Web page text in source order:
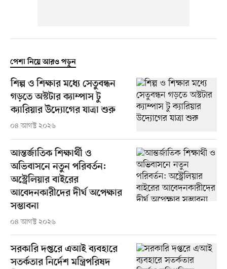
পেশা নিয়ে আরও পড়ুন
শিল্প ও শিক্ষার মধ্যে সেতুবন্ধন
গড়তে অস্টটার ক্যাম্পাস টু
ক্যারিয়ার উদ্যোগের যাত্রা শুরু
০৪ আগস্ট ২০২৬
আন্তর্জাতিক শিক্ষার্থী ও
অভিবাসনে নতুন পরিবর্তন:
অস্ট্রেলিয়ার বাইরের
আবেদনকারীদের দীর্ঘ অপেক্ষার
সম্ভাবনা
০৪ আগস্ট ২০২৬
সরকারি দপ্তরে এআই ব্যবহারে
সতর্কতার নির্দেশ মন্ত্রিপরিষদ